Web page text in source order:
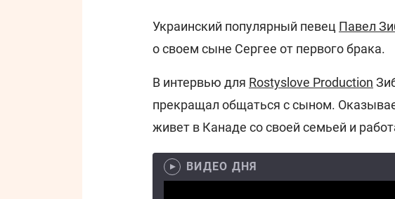
Украинский популярный певец Павел
о своем сыне Сергее от первого брака.
В интервью для Rostyslove Production
прекращал общаться с сыном.
живет в Канаде со своей семьей и
ВИДЕО ДНЯ